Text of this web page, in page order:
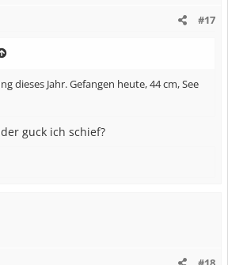
#17
dieses Jahr. Gefangen heute, 44 cm, See
guck ich schief?